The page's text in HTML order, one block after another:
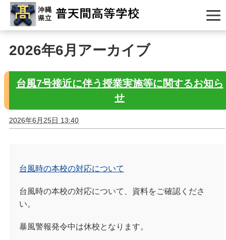
2026年6月アーカイブ
台風7号接近に伴う授業実施等に関するお知ら
せ
2026年6月25日 13:40
台風時の本校の対応について
台風時の本校の対応について、資料をご確認くださ
い。
暴風警報発令中は休校となります。